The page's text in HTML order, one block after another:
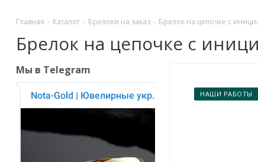
Главная - Каталог - Брелоки на заказ - Брелок на цепочке с
Брелок на цепочке с
НАШИ РАБОТЫ
Мы в Telegram